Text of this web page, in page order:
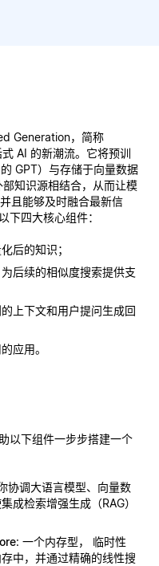
Generation，简称
AI 的新潮流。它将预训
GPT）与存储于向量数据
部知识源相结合，从而让模
且能够及时融合最新信
下四大核心组件：
后的知识；
后续的相似度搜索提供支
上下文和用户提问生成回
应用。
以下组件一步步搭建一个
协调大语言模型、向量数
成检索增强生成（RAG）
: 一个内存型， 临时性
中，并通过精确的线性搜